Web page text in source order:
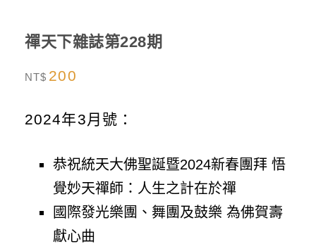
禪天下雜誌第228期
NT$ 200
2024年3月號：
恭祝統天大佛聖誕暨2024新春團拜 悟
覺妙天禪師：人生之計在於禪
國際發光樂團、舞團及鼓樂 為佛賀壽
獻心曲